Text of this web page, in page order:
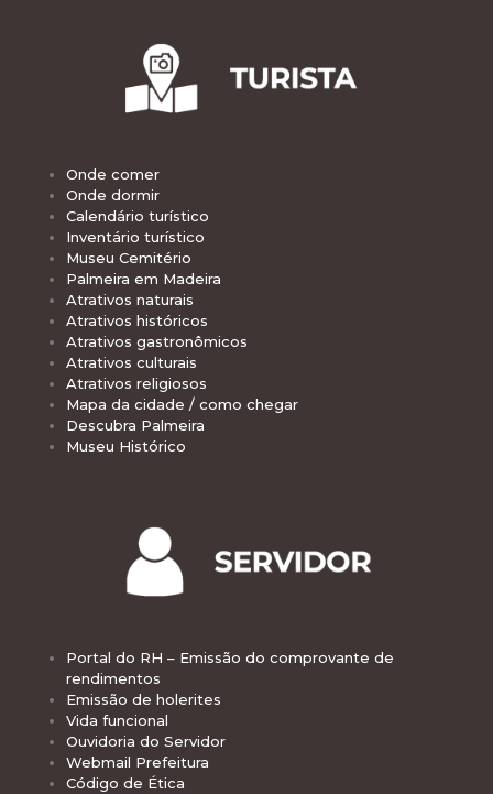
Onde comer
Onde dormir
Calendário turístico
Inventário turístico
Museu Cemitério
Palmeira em Madeira
Atrativos naturais
Atrativos históricos
Atrativos gastronômicos
Atrativos culturais
Atrativos religiosos
Mapa da cidade / como chegar
Descubra Palmeira
Museu Histórico
Portal do RH – Emissão do comprovante de
rendimentos
Emissão de holerites
Vida funcional
Ouvidoria do Servidor
Webmail Prefeitura
Código de Ética